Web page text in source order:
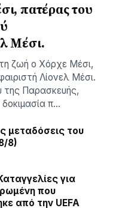
πατέρας του
Μέσι.
ζωή ο Χόρχε Μέσι,
Λίονελ Μέσι.
της Παρασκευής,
π…
μεταδόσεις του
8)
για
που
από την UEFA